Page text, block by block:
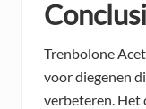
Trenbolone
voor diegenen
verbeteren. Het